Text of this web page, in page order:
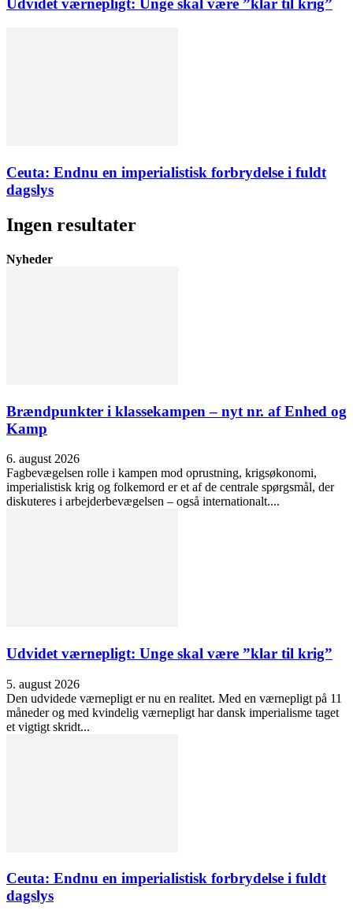
Udvidet værnepligt: Unge skal være ”klar til krig”
Ceuta: Endnu en imperialistisk forbrydelse i fuldt
dagslys
Ingen resultater
Nyheder
Brændpunkter i klassekampen – nyt nr. af Enhed og
Kamp
6. august 2026
Fagbevægelsen rolle i kampen mod oprustning, krigsøkonomi,
imperialistisk krig og folkemord er et af de centrale spørgsmål, der
diskuteres i arbejderbevægelsen – også internationalt....
Udvidet værnepligt: Unge skal være ”klar til krig”
5. august 2026
Den udvidede værnepligt er nu en realitet. Med en værnepligt på 11
måneder og med kvindelig værnepligt har dansk imperialisme taget
et vigtigt skridt...
Ceuta: Endnu en imperialistisk forbrydelse i fuldt
dagslys